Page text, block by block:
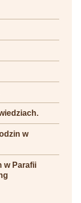
w
w Parafii